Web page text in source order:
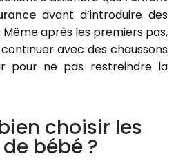
avant d’introduire des
Même après les premiers pas,
avec des chaussons
pour ne pas restreindre la
choisir les
bébé ?